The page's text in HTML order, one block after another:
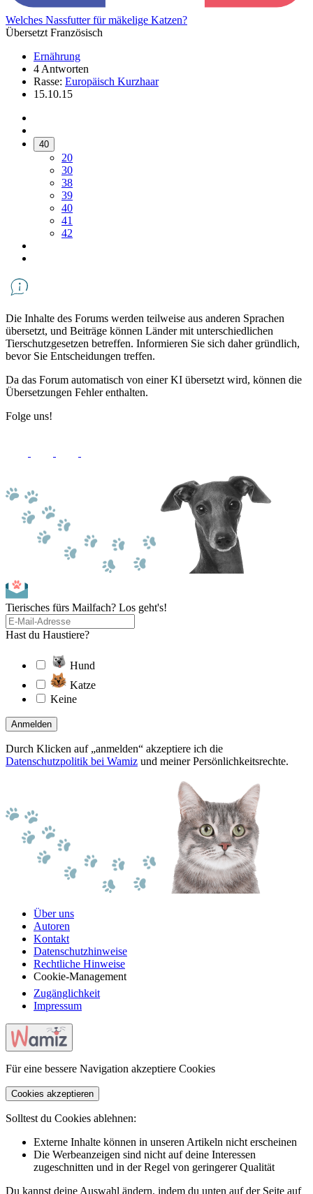
Welches Nassfutter für mäkelige Katzen?
Übersetzt Französisch
Ernährung
4 Antworten
Rasse: Europäisch Kurzhaar
15.10.15
40
20
30
38
39
40
41
42
Die Inhalte des Forums werden teilweise aus anderen Sprachen
übersetzt, und Beiträge können Länder mit unterschiedlichen
Tierschutzgesetzen betreffen. Informieren Sie sich daher gründlich,
bevor Sie Entscheidungen treffen.
Da das Forum automatisch von einer KI übersetzt wird, können die
Übersetzungen Fehler enthalten.
Folge uns!
Tierisches fürs Mailfach? Los geht's!
Hast du Haustiere?
Hund
Katze
Keine
Anmelden
Durch Klicken auf „anmelden“ akzeptiere ich die
Datenschutzpolitik bei Wamiz und meiner Persönlichkeitsrechte.
Über uns
Autoren
Kontakt
Datenschutzhinweise
Rechtliche Hinweise
Cookie-Management
Zugänglichkeit
Impressum
Für eine bessere Navigation akzeptiere Cookies
Cookies akzeptieren
Solltest du Cookies ablehnen:
Externe Inhalte können in unseren Artikeln nicht erscheinen
Die Werbeanzeigen sind nicht auf deine Interessen
zugeschnitten und in der Regel von geringerer Qualität
Du kannst deine Auswahl ändern, indem du unten auf der Seite auf